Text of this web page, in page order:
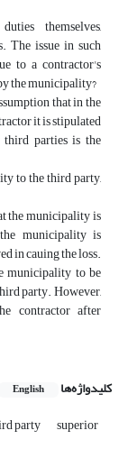
themselves,
The issue in such
to a contractor's
the municipality?
that in the
it is stipulated
third parties is the
to the third party,
the municipality is
municipality is
in cauing the loss.
municipality to be
party. However,
contractor after
کلیدواژه‌ها English
party superior